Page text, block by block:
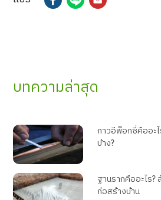
บทความล่าสุด
กาวอีพ็อกซี่คืออะไ
บ้าง?
ฐานรากคืออะไร
ก่อสร้างบ้าน